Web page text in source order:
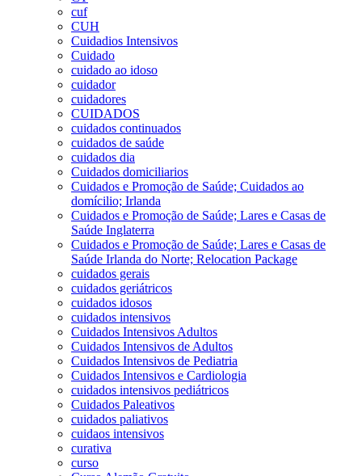
cuf
CUH
Cuidadios Intensivos
Cuidado
cuidado ao idoso
cuidador
cuidadores
CUIDADOS
cuidados continuados
cuidados de saúde
cuidados dia
Cuidados domiciliarios
Cuidados e Promoção de Saúde; Cuidados ao
domícilio; Irlanda
Cuidados e Promoção de Saúde; Lares e Casas de
Saúde Inglaterra
Cuidados e Promoção de Saúde; Lares e Casas de
Saúde Irlanda do Norte; Relocation Package
cuidados gerais
cuidados geriátricos
cuidados idosos
cuidados intensivos
Cuidados Intensivos Adultos
Cuidados Intensivos de Adultos
Cuidados Intensivos de Pediatria
Cuidados Intensivos e Cardiologia
cuidados intensivos pediátricos
Cuidados Paleativos
cuidados paliativos
cuidaos intensivos
curativa
curso